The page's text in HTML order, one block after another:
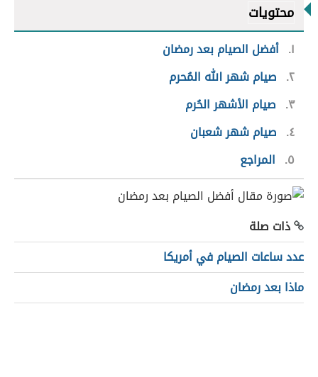
محتويات
١ أفضل الصيام بعد رمضان
٢ صيام شهر الله المُحرم
٣
صيام الأشهر الحُرم
٤
صيام شهر شعبان
٥
المراجع
ذات صلة
عدد ساعات الصيام في أمريكا
ماذا بعد رمضان